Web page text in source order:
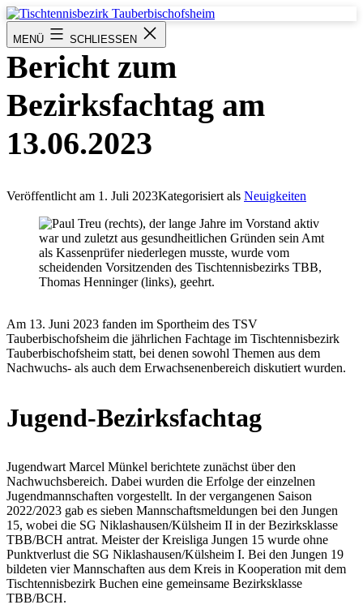
Zum
Inhalt
springen
Tischtennisbezirk
Tauberbischofsheim
MENÜ SCHLIESSEN
Bericht zum
Bezirksfachtag am
13.06.2023
Veröffentlicht am 1. Juli 2023Kategorisiert als Neuigkeiten
Am 13. Juni 2023 fanden im Sportheim des TSV
Tauberbischofsheim die jährlichen Fachtage im Tischtennisbezirk
Tauberbischofsheim statt, bei denen sowohl Themen aus dem
Nachwuchs- als auch dem Erwachsenenbereich diskutiert wurden.
Jugend-Bezirksfachtag
Jugendwart Marcel Münkel berichtete zunächst über den
Nachwuchsbereich. Dabei wurden die Erfolge der einzelnen
Jugendmannschaften vorgestellt. In der vergangenen Saison
2022/2023 gab es sieben Mannschaftsmeldungen bei den Jungen
15, wobei die SG Niklashausen/Külsheim II in der Bezirksklasse
TBB/BCH antrat. Meister der Kreisliga Jungen 15 wurde ohne
Punktverlust die SG Niklashausen/Külsheim I. Bei den Jungen 19
bildeten vier Mannschaften aus dem Kreis in Kooperation mit dem
Tischtennisbezirk Buchen eine gemeinsame Bezirksklasse
TBB/BCH.